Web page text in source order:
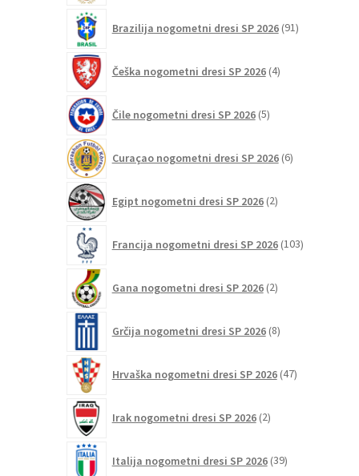
Brazilija nogometni dresi SP 2026 91izdelkov
Češka nogometni dresi SP 2026 4izdelki
Čile nogometni dresi SP 2026 5izdelkov
Curaçao nogometni dresi SP 2026 6izdelkov
Egipt nogometni dresi SP 2026 2izdelka
Francija nogometni dresi SP 2026 103izdelki
Gana nogometni dresi SP 2026 2izdelka
Grčija nogometni dresi SP 2026 8izdelkov
Hrvaška nogometni dresi SP 2026 47izdelkov
Irak nogometni dresi SP 2026 2izdelka
Italija nogometni dresi SP 2026 39izdelkov